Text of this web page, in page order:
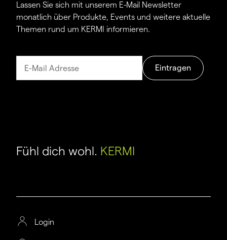
Lassen Sie sich mit unserem E-Mail Newsletter
monatlich über Produkte, Events und weitere aktuelle
Themen rund um KERMI informieren.
Eintragen
Fühl dich wohl. KERMI
Login